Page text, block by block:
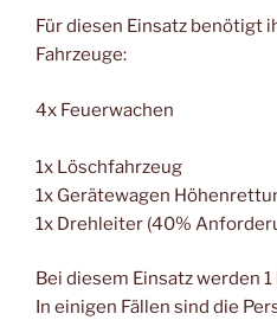
Für diesen Einsatz benötigt
Fahrzeuge:
4x Feuerwachen
1x Löschfahrzeug
1x Gerätewagen
1x Drehleiter (40%
Bei diesem Einsatz werden
In einigen Fällen sind die